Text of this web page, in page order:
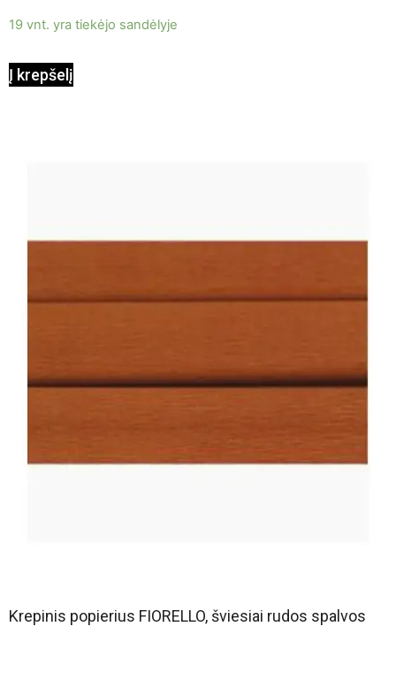
19 vnt. yra tiekėjo sandėlyje
Į krepšelį
Krepinis popierius FIORELLO, šviesiai rudos spalvos